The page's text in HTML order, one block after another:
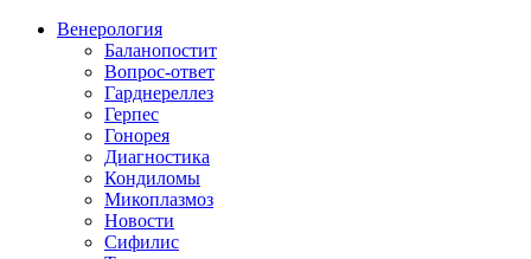
Венерология
Баланопостит
Вопрос-ответ
Гарднереллез
Герпес
Гонорея
Диагностика
Кондиломы
Микоплазмоз
Новости
Сифилис